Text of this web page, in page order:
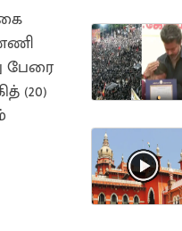
பேரை
(20)